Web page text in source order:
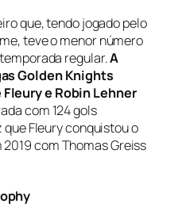
que, tendo jogado pelo
teve o menor número
regular.A
Golden Knights
e Robin Lehner
com 124 gols
Fleury conquistou o
com Thomas Greiss